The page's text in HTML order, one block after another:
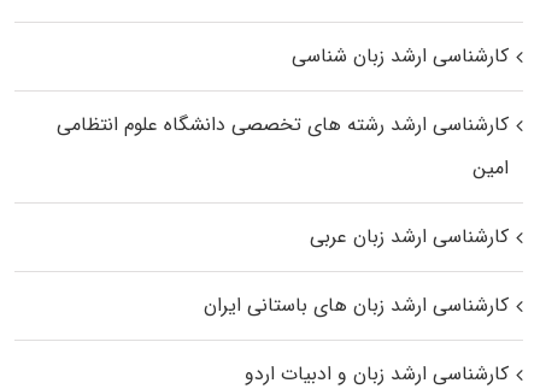
کارشناسی ارشد زبان شناسی
کارشناسی ارشد رﺷﺘﻪ ﻫﺎی تخصصی داﻧﺸﮕﺎه ﻋﻠﻮم انتظامی
اﻣﻴﻦ
کارشناسی ارشد زبان عربی
کارشناسی ارشد زبان‌ های باستانی ایران
کارشناسی ارشد زبان و ادبیات اردو